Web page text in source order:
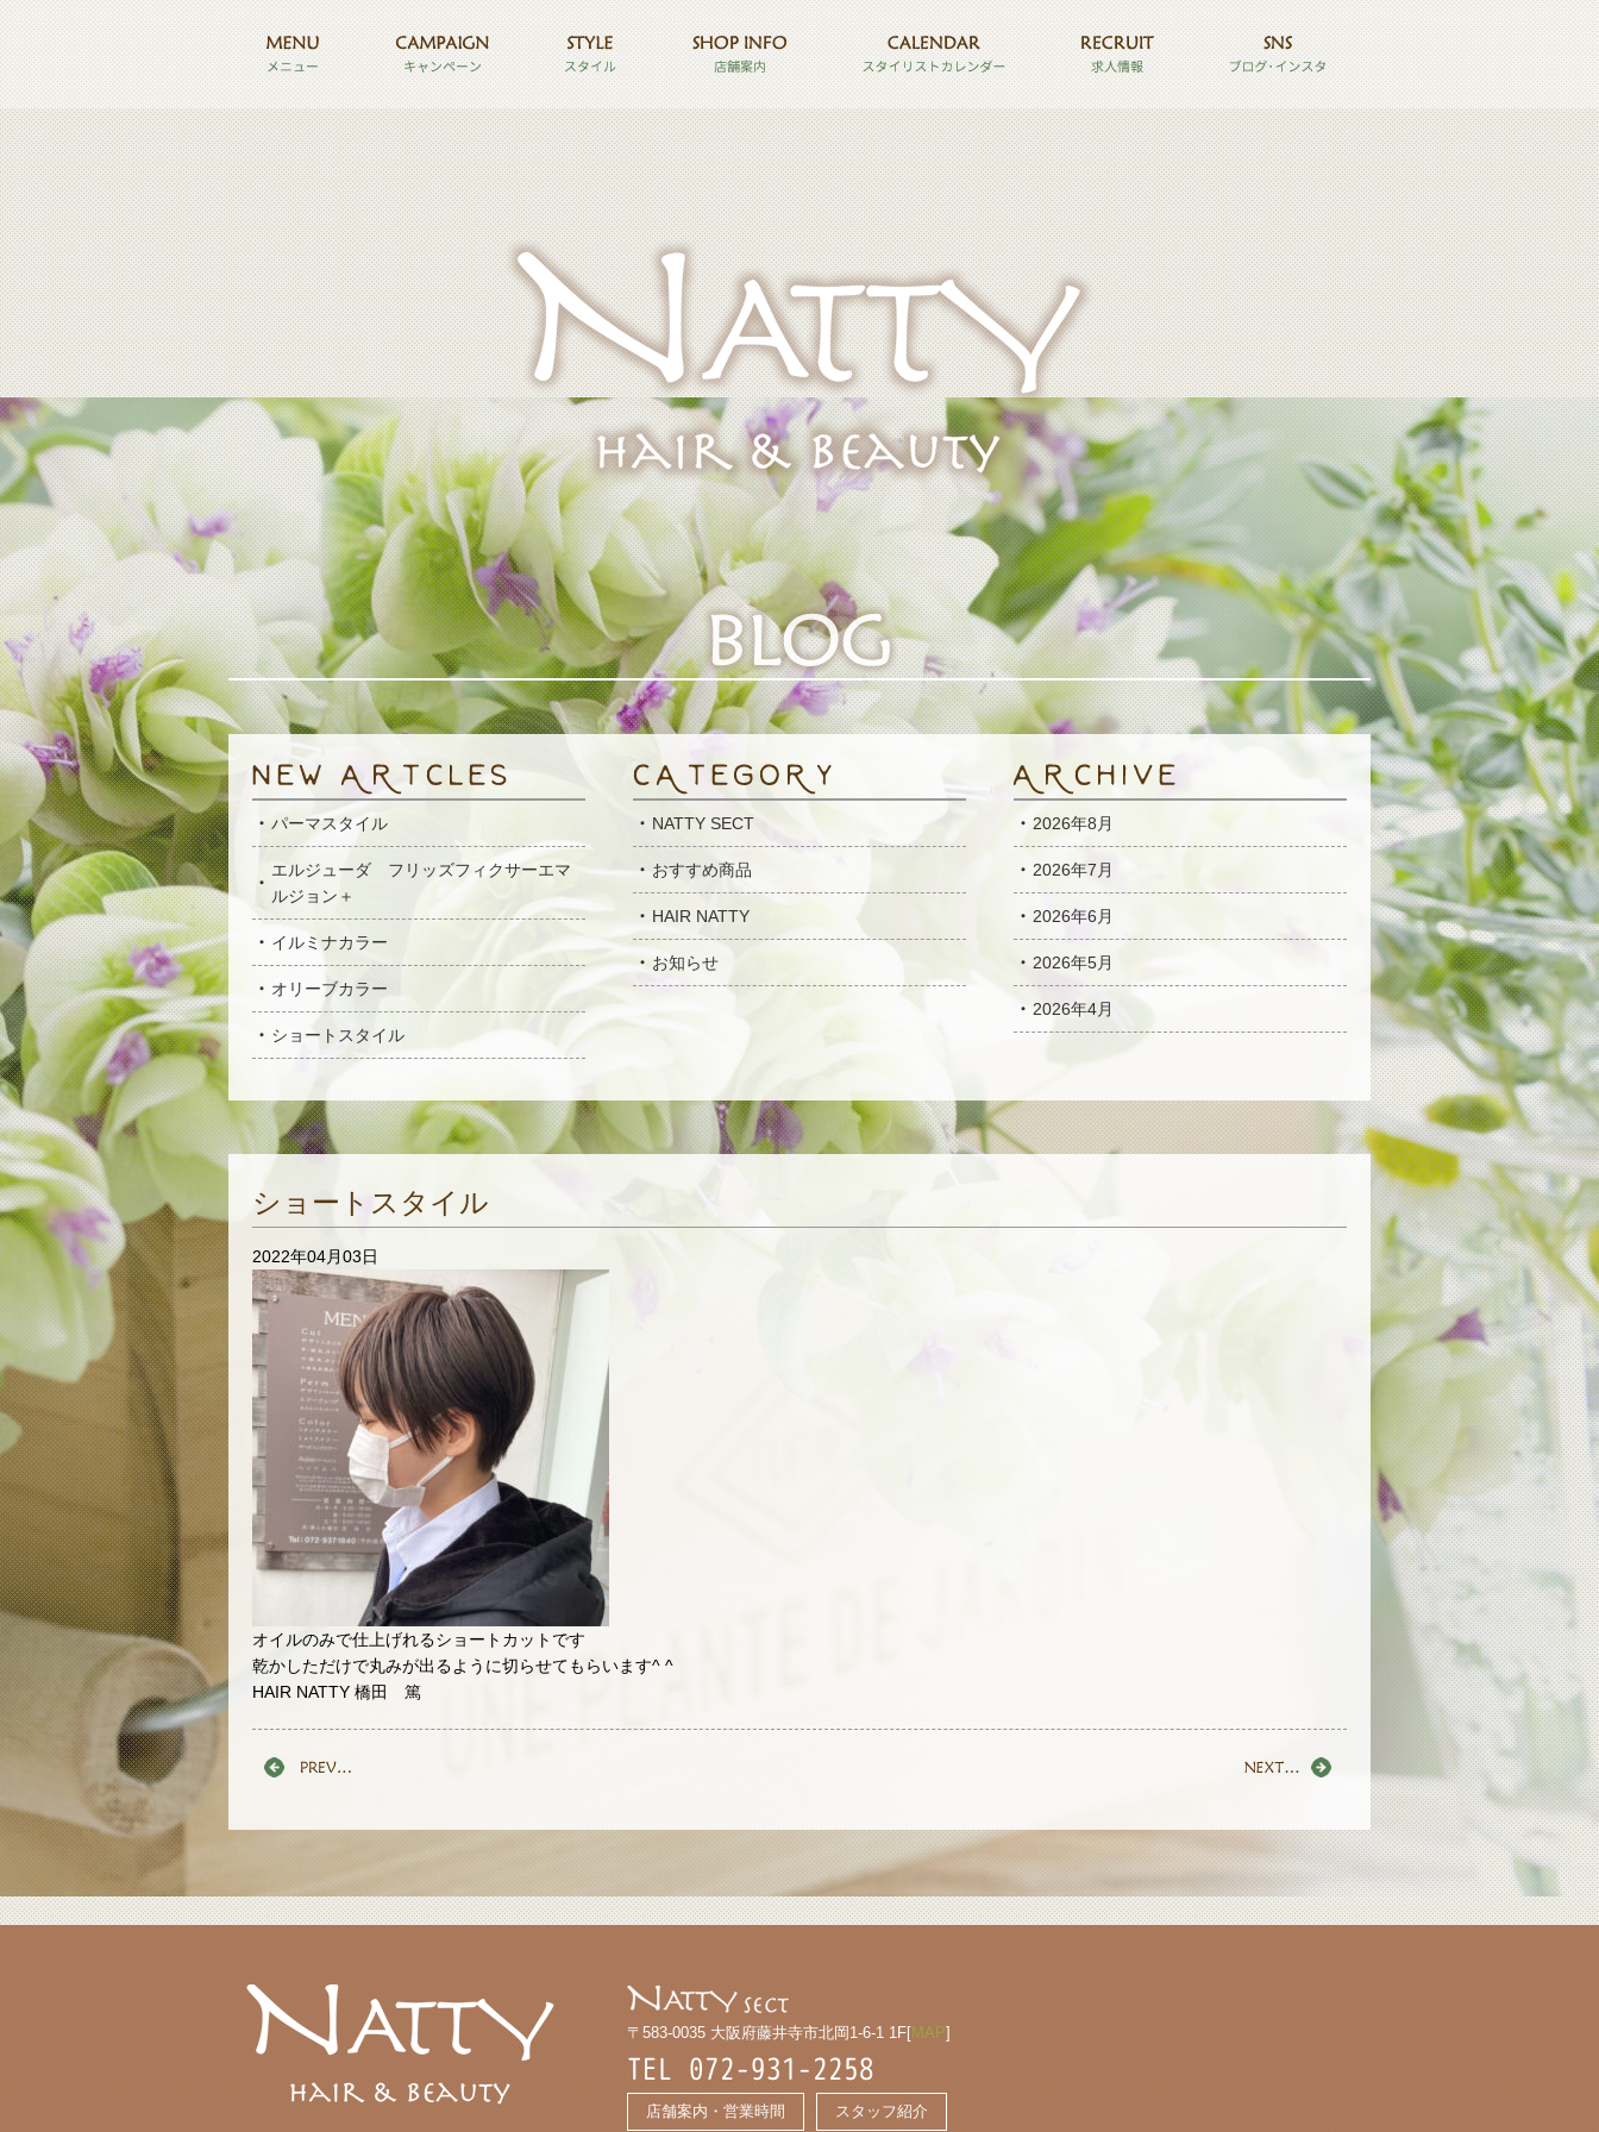
パーマスタイル
エルジューダ フリッズフィクサーエマ
ルジョン＋
イルミナカラー
オリーブカラー
ショートスタイル
NATTY SECT
おすすめ商品
HAIR NATTY
お知らせ
2026年8月
2026年7月
2026年6月
2026年5月
2026年4月
ショートスタイル
2022年04月03日
オイルのみで仕上げれるショートカットです
乾かしただけで丸みが出るように切らせてもらいます^ ^
HAIR NATTY 橋田 篤
〒583-0035 大阪府藤井寺市北岡1-6-1 1F[MAP]
TEL 072-931-2258
店舗案内・営業時間 スタッフ紹介